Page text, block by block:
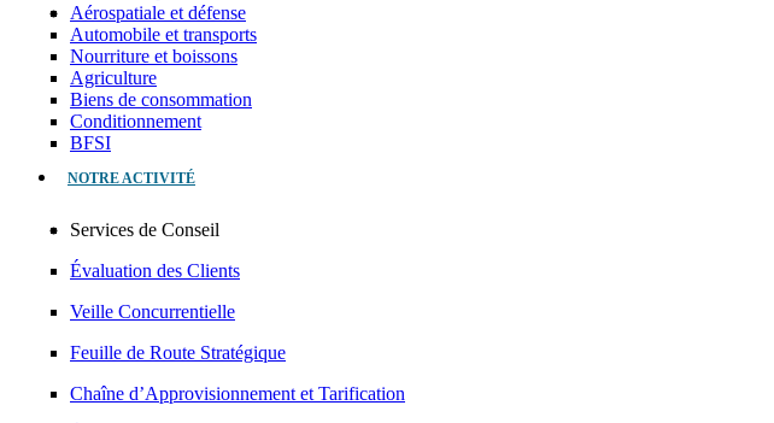
Aérospatiale et défense
Automobile et transports
Nourriture et boissons
Agriculture
Biens de consommation
Conditionnement
BFSI
NOTRE ACTIVITÉ
Services de Conseil
Évaluation des Clients
Veille Concurrentielle
Feuille de Route Stratégique
Chaîne d’Approvisionnement et Tarification